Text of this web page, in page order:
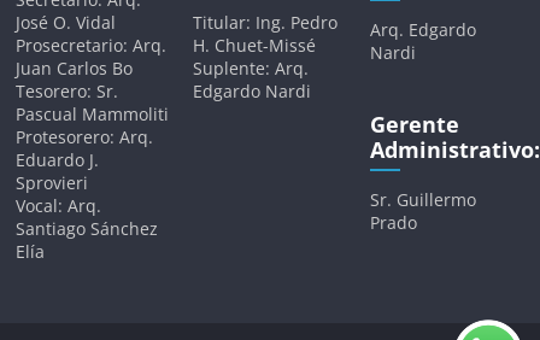
José O. Vidal
Prosecretario: Arq.
Juan Carlos Bo
Tesorero: Sr.
Pascual Mammoliti
Protesorero: Arq.
Eduardo J.
Sprovieri
Vocal: Arq.
Santiago Sánchez
Elía
Titular: Ing. Pedro
H. Chuet-Missé
Suplente: Arq.
Edgardo Nardi
Arq. Edgardo
Nardi
Gerente
Administrativo:
Sr. Guillermo
Prado